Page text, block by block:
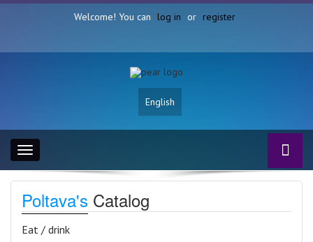
Welcome! You can log in or register
English
Toggle
navigation
Poltava's Catalog
Eat / drink